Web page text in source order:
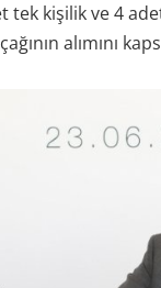
tek kişilik ve 4
alımını